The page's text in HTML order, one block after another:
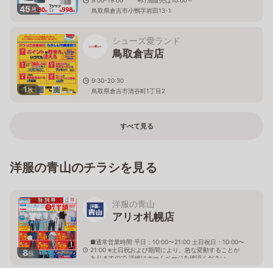
45枚
鳥取県倉吉市小鴨字岩田13-1
1枚
シューズ愛ランド
鳥取倉吉店
9:30-20:30
鳥取県倉吉市清谷町1丁目2
すべて見る
洋服の青山のチラシを見る
8枚
洋服の青山
アリオ札幌店
■通常営業時間 平日：10:00〜21:00 土日祝日：10:00〜
21:00 ※土日祝および期間により、急な変動することが
ありますので 詳細はホームページを確認ください